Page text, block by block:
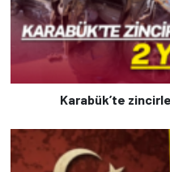
Karabük’te